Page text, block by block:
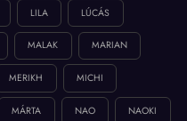
LILA LÚCÁS
MALAK MARIAN
MERIKH MICHI
MÁRTA NAO NAOKI